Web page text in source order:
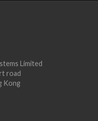
Limited
road
Kong